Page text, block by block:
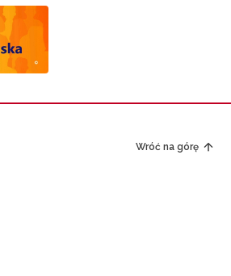
Wróć na górę